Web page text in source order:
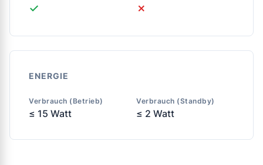
✓ ✗
ENERGIE
Verbrauch (Betrieb)
≤ 15 Watt
Verbrauch (Standby)
≤ 2 Watt